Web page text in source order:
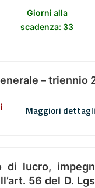
Giorni alla
scadenza: 33
– triennio
Maggiori dettagli
di lucro,
56 del D.